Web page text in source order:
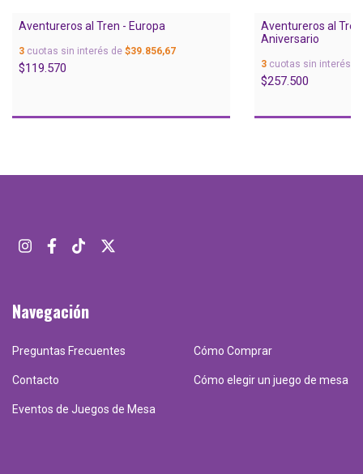
Aventureros al Tren - Europa
3 cuotas sin interés de $39.856,67
$119.570
Aventureros al
Aniversario
3cuotas sin interés
$257.500
Navegación
Preguntas Frecuentes Cómo Comprar
Contacto Cómo elegir un juego de mesa
Eventos de Juegos de Mesa